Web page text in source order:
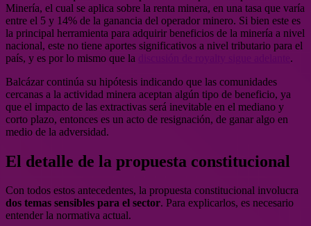
Minería, el cual se aplica sobre la renta minera, en una tasa que varía
entre el 5 y 14% de la ganancia del operador minero. Si bien este es
la principal herramienta para adquirir beneficios de la minería a nivel
nacional, este no tiene aportes significativos a nivel tributario para el
país, y es por lo mismo que la
.
Balcázar continúa su hipótesis indicando que las comunidades
cercanas a la actividad minera aceptan algún tipo de beneficio, ya
que el impacto de las extractivas será inevitable en el mediano y
corto plazo, entonces es un acto de resignación, de ganar algo en
medio de la adversidad.
El detalle de la propuesta constitucional
Con todos estos antecedentes, la propuesta constitucional involucra
dos temas sensibles para el sector. Para explicarlos, es necesario
entender la normativa actual.